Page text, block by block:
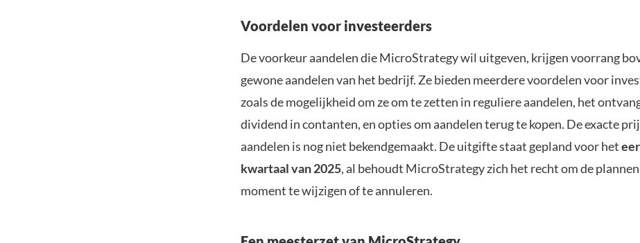
Voordelen voor investeerders
De voorkeur aandelen die MicroStrategy wil uitgeven, krijgen voorrang
gewone aandelen van het bedrijf. Ze bieden meerdere voordelen voor
zoals de mogelijkheid om ze om te zetten in reguliere aandelen, het
dividend in contanten, en opties om aandelen terug te kopen. De exacte
aandelen is nog niet bekendgemaakt. De uitgifte staat gepland voor het
kwartaal van 2025, al behoudt MicroStrategy zich het recht om de
moment te wijzigen of te annuleren.